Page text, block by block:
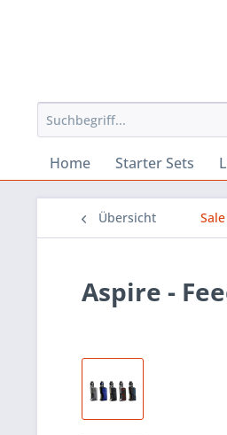
Home Starter Sets
Übersicht Sale
Aspire -